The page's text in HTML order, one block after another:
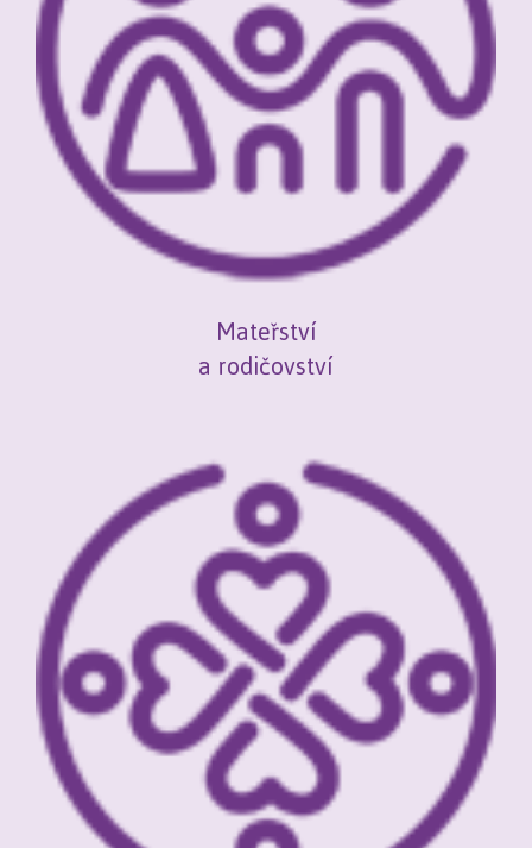
Mateřství
a rodičovství